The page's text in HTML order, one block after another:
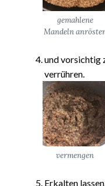
gemahlene
Mandeln
und vorsichtig
verrühren.
vermengen
Erkalten